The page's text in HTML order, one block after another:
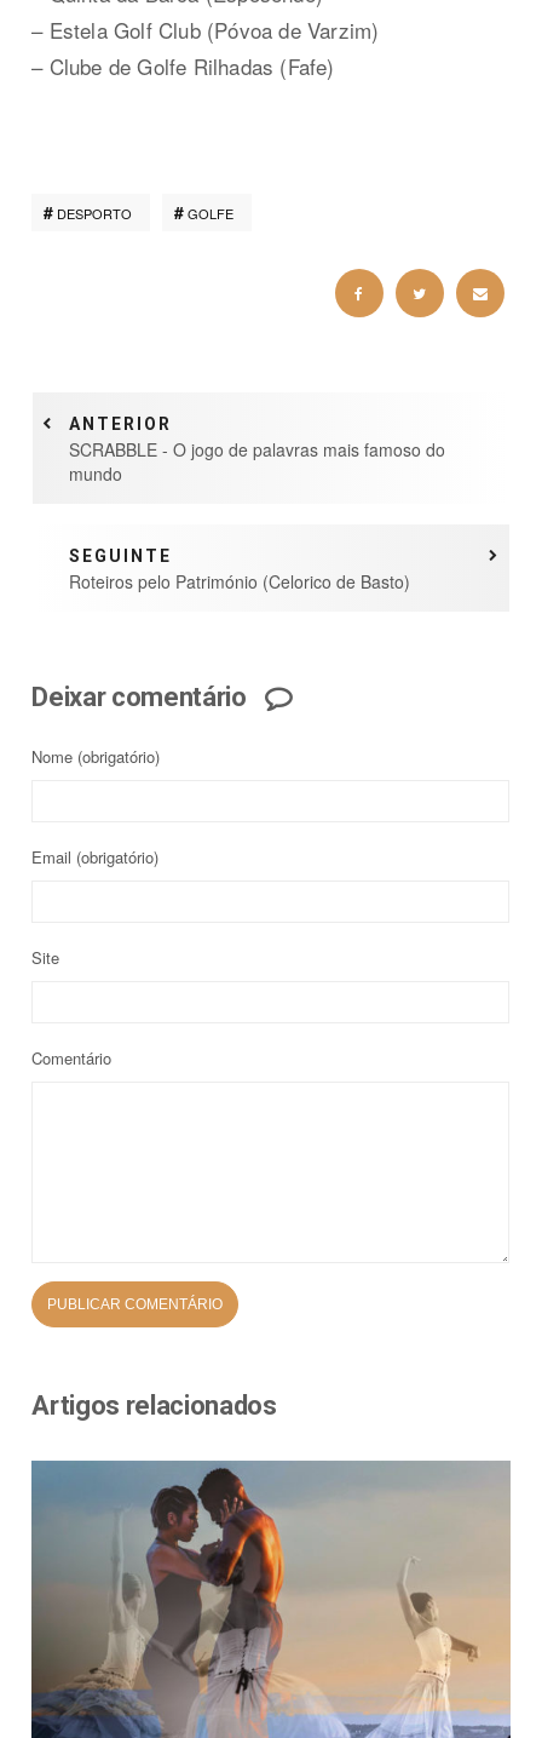
– Estela Golf Club (Póvoa de Varzim)
– Clube de Golfe Rilhadas (Fafe)
DESPORTO GOLFE
ANTERIOR
SCRABBLE - O jogo de palavras mais famoso do
mundo
SEGUINTE
Roteiros pelo Património (Celorico de Basto)
Deixar comentário
Nome (obrigatório)
Email (obrigatório)
Site
Comentário
Artigos relacionados